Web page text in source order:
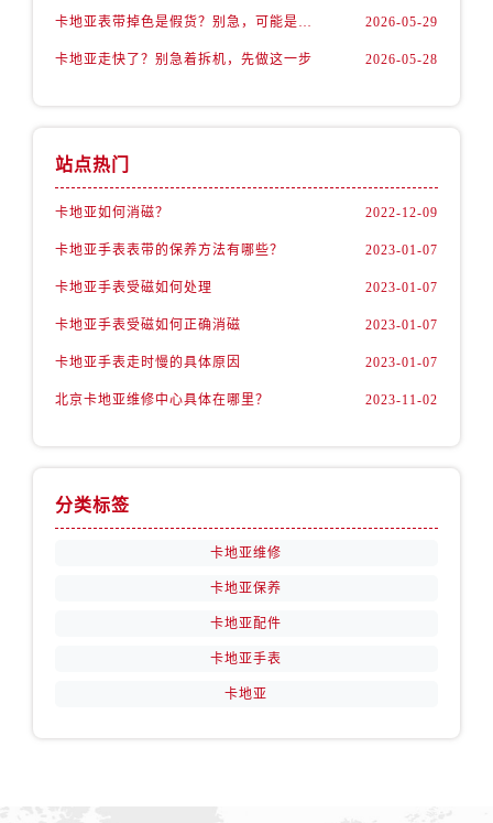
卡地亚表带掉色是假货？别急，可能是这些日常习惯惹的祸 2026-05-29
卡地亚走快了？别急着拆机，先做这一步 2026-05-28
站点热门
卡地亚如何消磁？ 2022-12-09
卡地亚手表表带的保养方法有哪些？ 2023-01-07
卡地亚手表受磁如何处理 2023-01-07
卡地亚手表受磁如何正确消磁 2023-01-07
卡地亚手表走时慢的具体原因 2023-01-07
北京卡地亚维修中心具体在哪里？ 2023-11-02
分类标签
卡地亚维修
卡地亚保养
卡地亚配件
卡地亚手表
卡地亚